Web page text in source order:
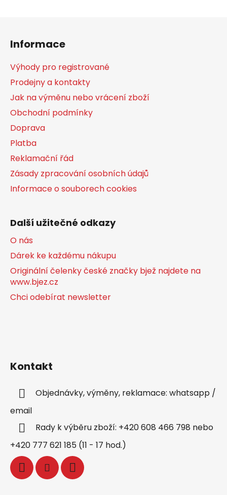
Informace
Výhody pro registrované
Prodejny a kontakty
Jak na výměnu nebo vrácení zboží
Obchodní podmínky
Doprava
Platba
Reklamační řád
Zásady zpracování osobních údajů
Informace o souborech cookies
Další užitečné odkazy
O nás
Dárek ke každému nákupu
Originální čelenky české značky bjež najdete na
www.bjez.cz
Chci odebírat newsletter
Kontakt
Objednávky, výměny, reklamace: whatsapp /
email
Rady k výběru zboží: +420 608 466 798 nebo
+420 777 621 185 (11 - 17 hod.)